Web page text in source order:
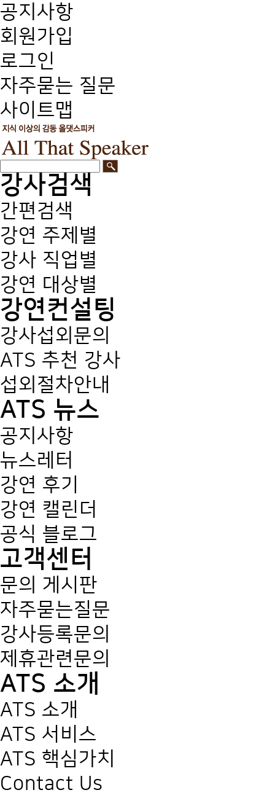
공지사항
회원가입
로그인
자주묻는 질문
사이트맵
강사검색
간편검색
강연 주제별
강사 직업별
강연 대상별
강연컨설팅
강사섭외문의
ATS 추천 강사
섭외절차안내
ATS 뉴스
공지사항
뉴스레터
강연 후기
강연 캘린더
공식 블로그
고객센터
문의 게시판
자주묻는질문
강사등록문의
제휴관련문의
ATS 소개
ATS 소개
ATS 서비스
ATS 핵심가치
Contact Us